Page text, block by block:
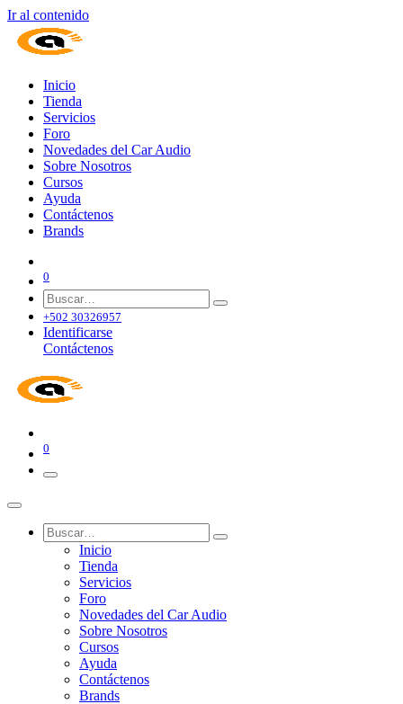
Ir al contenido
Inicio
Tienda
Servicios
Foro
Novedades del Car Audio
Sobre Nosotros
Cursos
Ayuda
Contáctenos
Brands
0
+502 30326957
Identificarse
Contáctenos
0
Inicio
Tienda
Servicios
Foro
Novedades del Car Audio
Sobre Nosotros
Cursos
Ayuda
Contáctenos
Brands